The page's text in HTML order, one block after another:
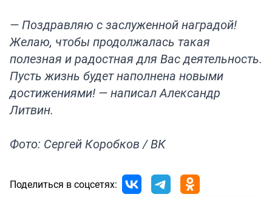
— Поздравляю с заслуженной наградой!
Желаю, чтобы продолжалась такая
полезная и радостная для Вас деятельность.
Пусть жизнь будет наполнена новыми
достижениями! — написал Александр
Литвин.
Фото: Сергей Коробков / ВК
Поделиться в соцсетях: